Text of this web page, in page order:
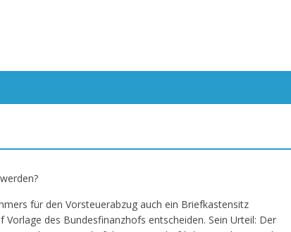
für den Vorsteuerabzug auch ein Briefkastensitz
des Bundesfinanzhofs entscheiden. Sein Urteil: Der